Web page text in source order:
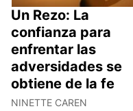
Un Rezo: La
confianza para
enfrentar las
adversidades se
obtiene de la fe
NINETTE CAREN